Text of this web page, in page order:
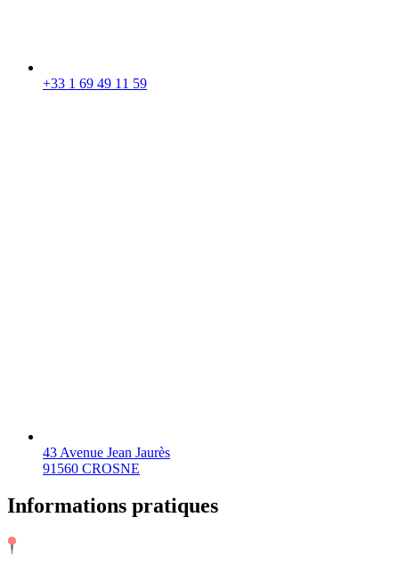
+33 1 69 49 11 59
43 Avenue Jean Jaurès
91560 CROSNE
Informations pratiques